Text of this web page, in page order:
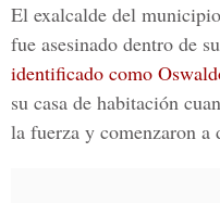
El exalcalde del
fue asesinado dentro de
identificado como
su casa de habitación
la fuerza y comenzaron a